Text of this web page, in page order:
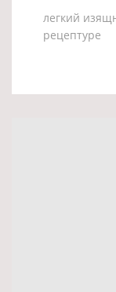
легкий
рецептуре